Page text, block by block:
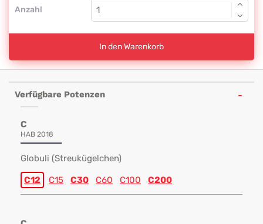
Anzahl
In den Warenkorb
Verfügbare Potenzen
C
HAB 2018
Globuli (Streukügelchen)
C12 C15 C30 C60 C100 C200